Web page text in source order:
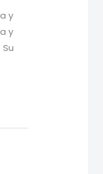
y
y